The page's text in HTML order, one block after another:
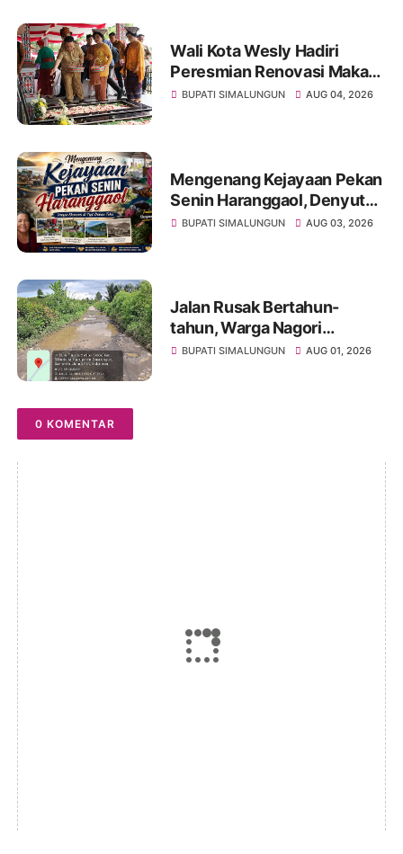
Wali Kota Wesly Hadiri
Peresmian Renovasi Makam
dr. Djasamen Saragih, Ajak
BUPATI SIMALUNGUN AUG 04, 2026
Mengenang Kejayaan Pekan
Senin Haranggaol, Denyut
Ekonomi di Tepi Danau Toba
BUPATI SIMALUNGUN AUG 03, 2026
Jalan Rusak Bertahun-
tahun, Warga Nagori
Sibangun Mariah Bergotong
BUPATI SIMALUNGUN AUG 01, 2026
0 KOMENTAR